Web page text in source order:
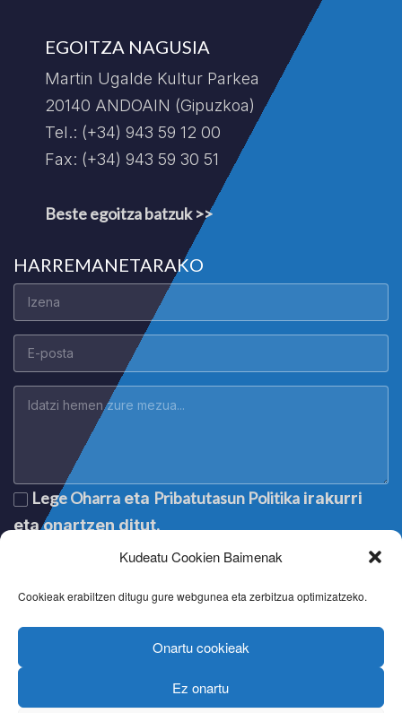
Kudeatu Cookien Baimenak
Cookieak erabiltzen ditugu gure webgunea eta zerbitzua optimizatzeko.
Onartu cookieak
Ez onartu
EGOITZA NAGUSIA
Martin Ugalde Kultur Parkea
20140 ANDOAIN (Gipuzkoa)
Tel.: (+34) 943 59 12 00
Fax: (+34) 943 59 30 51
Beste egoitza batzuk >>
HARREMANETARAKO
Lege Oharra eta Pribatutasun Politika irakurri
eta onartzen ditut.